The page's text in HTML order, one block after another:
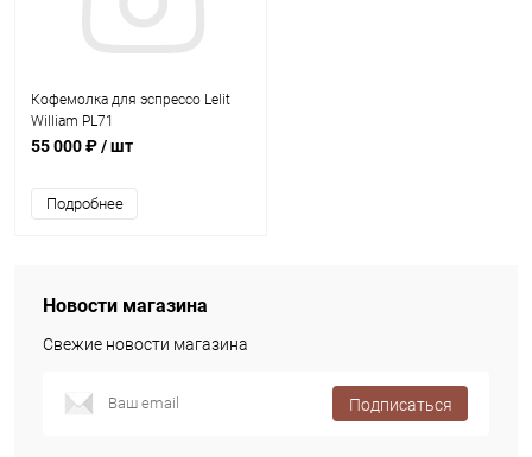
Кофемолка для эспрессо Lelit
William PL71
55 000 ₽/ шт
Подробнее
Новости магазина
Свежие новости магазина
Подписаться